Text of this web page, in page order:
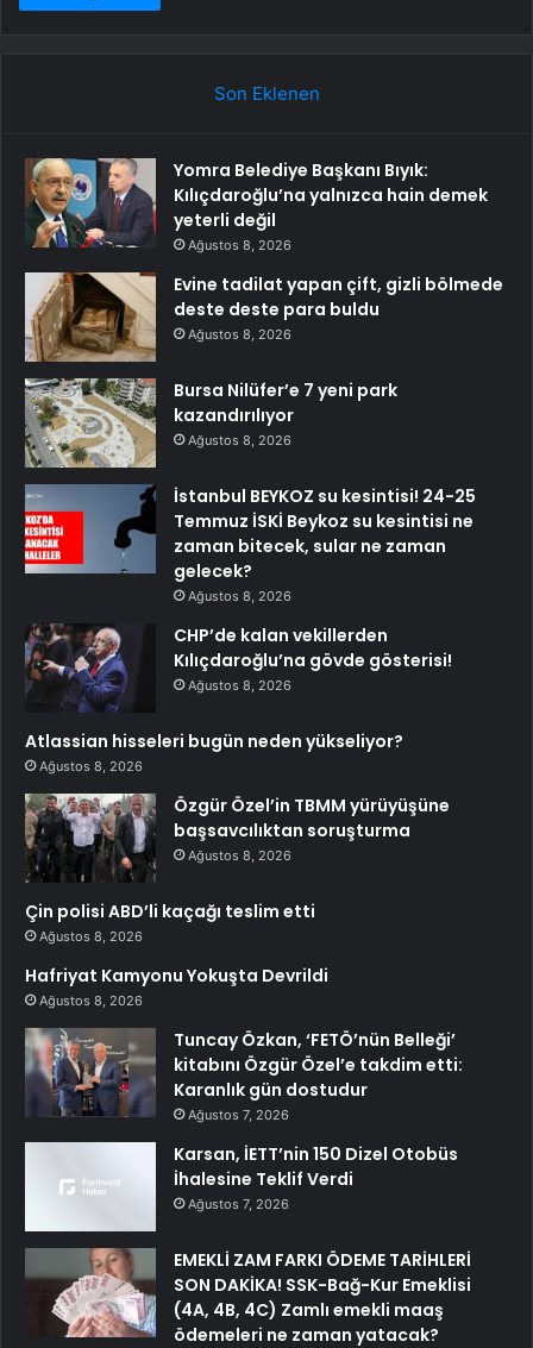
Son Eklenen
Yomra Belediye Başkanı Bıyık:
Kılıçdaroğlu’na yalnızca hain demek
yeterli değil
Ağustos 8, 2026
Evine tadilat yapan çift, gizli bölmede
deste deste para buldu
Ağustos 8, 2026
Bursa Nilüfer’e 7 yeni park
kazandırılıyor
Ağustos 8, 2026
İstanbul BEYKOZ su kesintisi! 24-25
Temmuz İSKİ Beykoz su kesintisi ne
zaman bitecek, sular ne zaman
gelecek?
Ağustos 8, 2026
CHP’de kalan vekillerden
Kılıçdaroğlu’na gövde gösterisi!
Ağustos 8, 2026
Atlassian hisseleri bugün neden yükseliyor?
Ağustos 8, 2026
Özgür Özel’in TBMM yürüyüşüne
başsavcılıktan soruşturma
Ağustos 8, 2026
Çin polisi ABD’li kaçağı teslim etti
Ağustos 8, 2026
Hafriyat Kamyonu Yokuşta Devrildi
Ağustos 8, 2026
Tuncay Özkan, ‘FETÖ’nün Belleği’
kitabını Özgür Özel’e takdim etti:
Karanlık gün dostudur
Ağustos 7, 2026
Karsan, İETT’nin 150 Dizel Otobüs
İhalesine Teklif Verdi
Ağustos 7, 2026
EMEKLİ ZAM FARKI ÖDEME TARİHLERİ
SON DAKİKA! SSK-Bağ-Kur Emeklisi
(4A, 4B, 4C) Zamlı emekli maaş
ödemeleri ne zaman yatacak?